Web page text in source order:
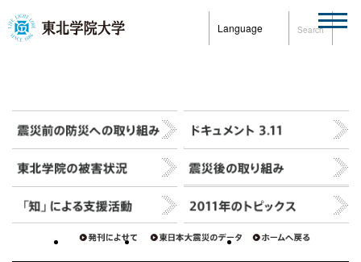
Language Search